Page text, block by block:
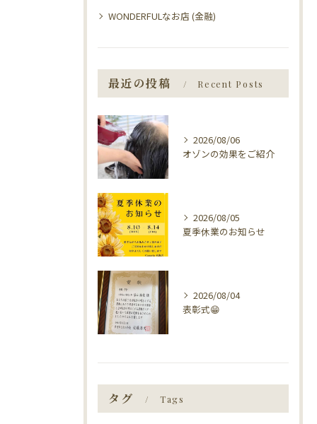
WONDERFULなお店 (金融)
最近の投稿 Recent Posts
2026/08/06
オゾンの効果をご紹介
2026/08/05
夏季休業のお知らせ
2026/08/04
表彰式😁
タグ Tags